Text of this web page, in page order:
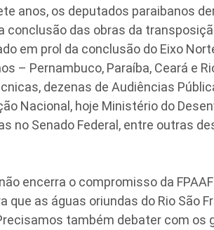
anos, os deputados paraibanos
conclusão das obras da
em prol da conclusão do Eixo
– Pernambuco, Paraíba, Ceará e
dezenas de Audiências
Nacional, hoje Ministério do
no Senado Federal, entre outras
encerra o compromisso da FPAAF
que as águas oriundas do Rio São
também debater com os